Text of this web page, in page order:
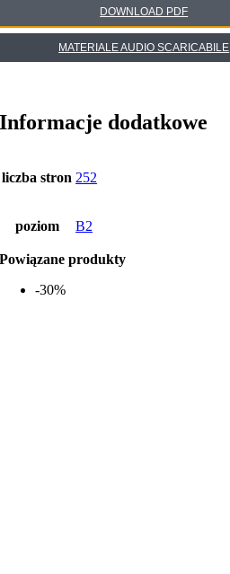
DOWNLOAD PDF
MATERIALE AUDIO SCARICABILE
Informacje dodatkowe
liczba stron 252
poziom B2
Powiązane produkty
-30%